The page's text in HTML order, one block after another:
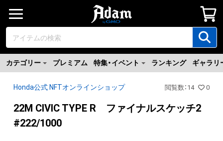
カテゴリー プレミアム 特集・イベント ランキング ギャラリ
Honda公式 NFTオンラインショップ 閲覧数 ： 14 0
22M CIVIC TYPE R ファイナルスケッチ2
#222/1000